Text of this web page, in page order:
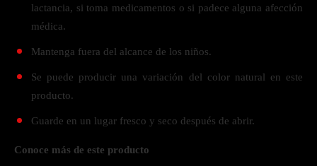
lactancia, si toma medicamentos o si padece alguna afección
médica.
Mantenga fuera del alcance de los niños.
Se puede producir una variación del color natural en este
producto.
Guarde en un lugar fresco y seco después de abrir.
Conoce más de este producto